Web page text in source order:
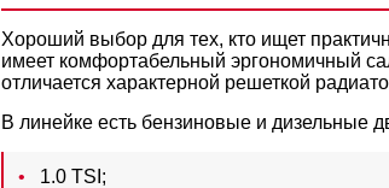
Хороший выбор для тех, кто ищет
имеет комфортабельный эргономичный
отличается характерной решеткой
В линейке есть бензиновые и дизельные
1.0 TSI;